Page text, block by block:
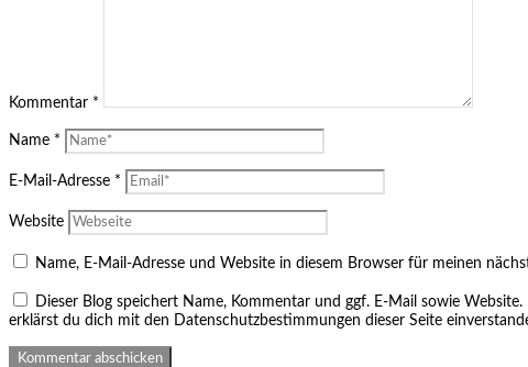
Kommentar *
Name *
E-Mail-Adresse *
Website
Name, E-Mail-Adresse und Website in diesem Browser für meinen
Dieser Blog speichert Name, Kommentar und ggf. E-Mail sowie
erklärst du dich mit den Datenschutzbestimmungen dieser Seite